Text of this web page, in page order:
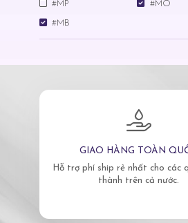
#MP #MO
#MB
GIAO HÀNG TOÀN
Hỗ trợ phí ship rẻ nhất cho các
thành trên cả nước.